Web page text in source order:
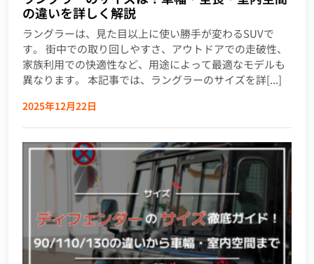
の違いを詳しく解説
ラングラーは、見た目以上に使い勝手が変わるSUVで
す。 街中での取り回しやすさ、アウトドアでの走破性、
家族利用での快適性など、用途によって最適なモデルも
異なります。 本記事では、ラングラーのサイズを詳[...]
2025年12月22日